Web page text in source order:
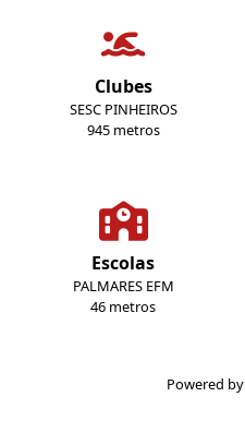
Clubes
SESC PINHEIROS
945 metros
Escolas
PALMARES EFM
46 metros
Powered by